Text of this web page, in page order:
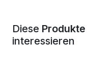
Diese Produkte
interessieren